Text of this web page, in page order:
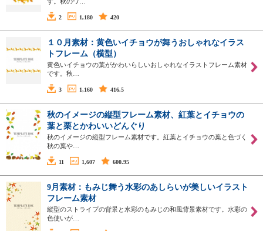
2 1,180 420
１０月素材：黄色いイチョウが舞うおしゃれなイラス
トフレーム（横型）
黄色いイチョウの葉がかわいらしいおしゃれなイラストフレーム素材
です。秋…
3 1,160 416.5
秋のイメージの縦型フレーム素材、紅葉とイチョウの
葉と栗とかわいいどんぐり
秋のイメージの縦型フレーム素材です。紅葉とイチョウの葉と色づく
秋の葉や…
11 1,607 600.95
9月素材：もみじ舞う水彩のあしらいが美しいイラスト
フレーム素材
縦型のストライプの背景と水彩のもみじの和風背景素材です。水彩の
色使いが…